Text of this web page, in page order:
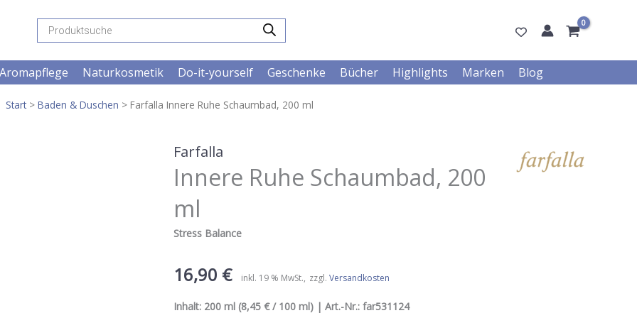
Products
search
Aromapflege Naturkosmetik Do-it-yourself Geschenke Bücher Highlights Marken Blog
Start> Baden & Duschen > Farfalla Innere Ruhe Schaumbad, 200 ml
Farfalla
Innere Ruhe Schaumbad, 200
ml
Stress Balance
16,90 € inkl. 19 % MwSt. zzgl. Versandkosten
Inhalt: 200 ml (8,45 € / 100 ml) | Art.-Nr.: far531124